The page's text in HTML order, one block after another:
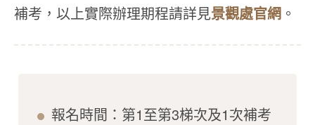
補考，以上實際辦理期程請詳見景觀處官網。
報名時間：第1至第3梯次及1次補考